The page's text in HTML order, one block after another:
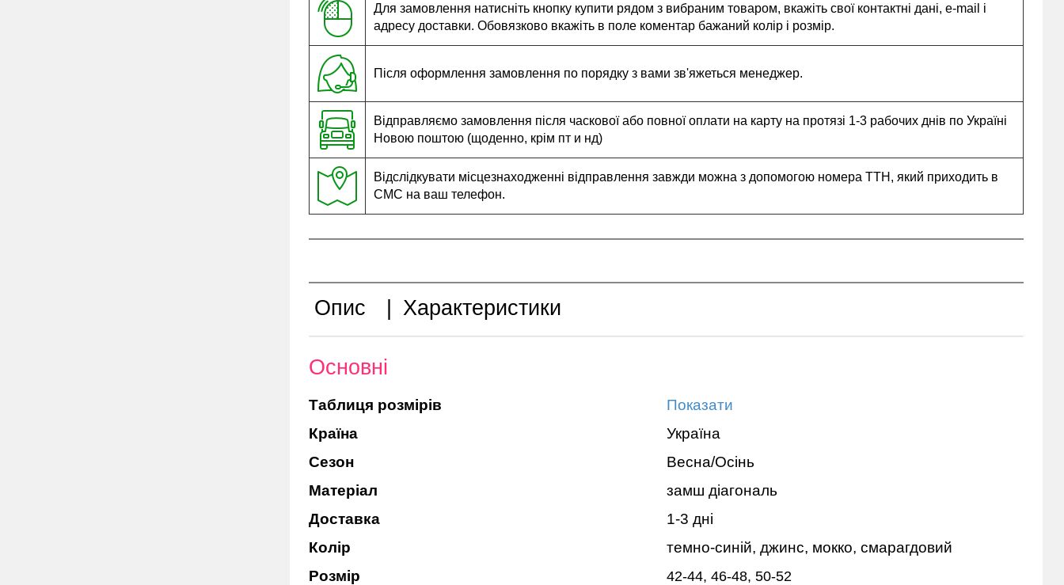
Для замовлення натисніть кнопку купити рядом з вибраним товаром, вкажіть свої контактні дані, e-mail і
адресу доставки. Обовязково вкажіть в поле коментар бажаний колір і розмір.
Після оформлення замовлення по порядку з вами зв'яжеться менеджер.
Відправляємо замовлення після часкової або повної оплати на карту на протязі 1-3 рабочих днів по Україні
Новою поштою (щоденно, крім пт и нд)
Відслідкувати місцезнаходженні відправлення завжди можна з допомогою номера ТТН, який приходить в
СМС на ваш телефон.
Опис Характеристики
Основні
Таблиця розмірів
Показати
Країна
Україна
Сезон
Весна/Осінь
Матеріал
замш діагональ
Доставка
1-3 дні
Колір
темно-синій, джинс, мокко, смарагдовий
Розмір
42-44, 46-48, 50-52